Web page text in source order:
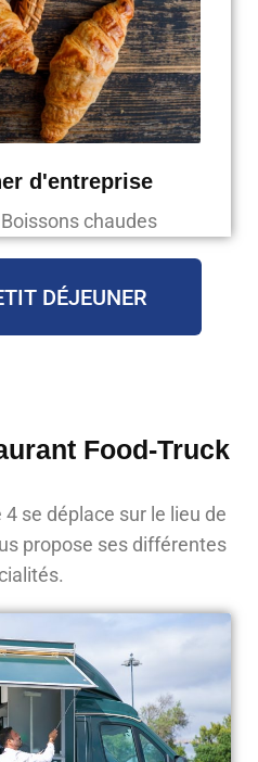
d'entreprise
chaudes
DÉJEUNER
Food-Truck
se déplace sur le lieu de
propose ses différentes